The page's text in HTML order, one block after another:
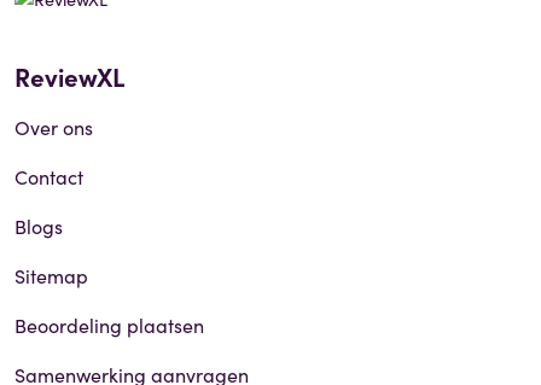
ReviewXL
Over ons
Contact
Blogs
Sitemap
Beoordeling plaatsen
Samenwerking aanvragen